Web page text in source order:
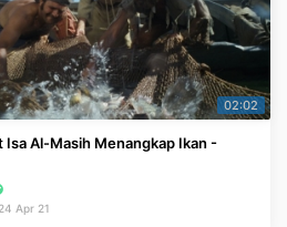
02:02
Isa Al-Masih Menangkap Ikan -
24 Apr 21